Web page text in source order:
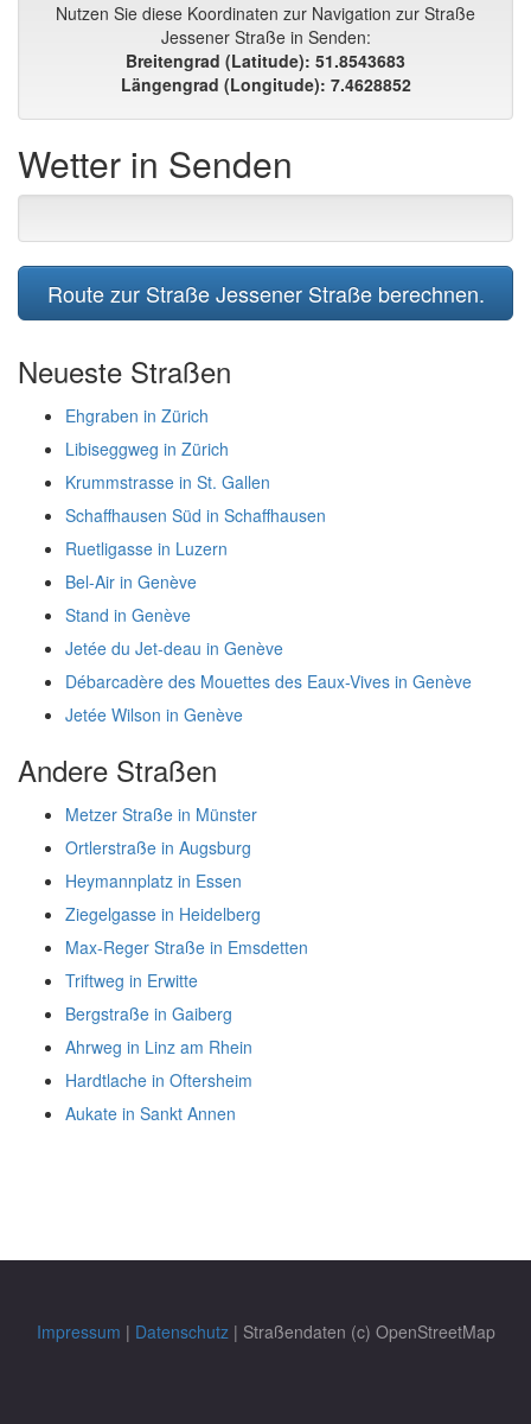
Nutzen Sie diese Koordinaten zur Navigation zur Straße
Jessener Straße in Senden:
Breitengrad (Latitude): 51.8543683
Längengrad (Longitude): 7.4628852
Wetter in Senden
Route zur Straße Jessener Straße berechnen.
Neueste Straßen
Ehgraben in Zürich
Libiseggweg in Zürich
Krummstrasse in St. Gallen
Schaffhausen Süd in Schaffhausen
Ruetligasse in Luzern
Bel-Air in Genève
Stand in Genève
Jetée du Jet-deau in Genève
Débarcadère des Mouettes des Eaux-Vives in Genève
Jetée Wilson in Genève
Andere Straßen
Metzer Straße in Münster
Ortlerstraße in Augsburg
Heymannplatz in Essen
Ziegelgasse in Heidelberg
Max-Reger Straße in Emsdetten
Triftweg in Erwitte
Bergstraße in Gaiberg
Ahrweg in Linz am Rhein
Hardtlache in Oftersheim
Aukate in Sankt Annen
Impressum | Datenschutz| Straßendaten (c) OpenStreetMap